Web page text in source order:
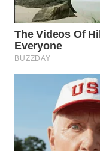
LABUHANBATU
WN
WN DELI
SERDANG